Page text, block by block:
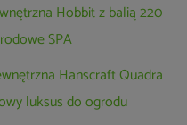
Hobbit z balią 220
SPA
Hanscraft Quadra
luksus do ogrodu